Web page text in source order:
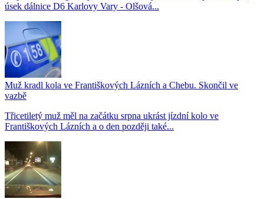
úsek dálnice D6 Karlovy Vary - Olšová...
Muž kradl kola ve Františkových Lázních a Chebu. Skončil ve
vazbě
Třicetiletý muž měl na začátku srpna ukrást jízdní kolo ve
Františkových Lázních a o den později také...